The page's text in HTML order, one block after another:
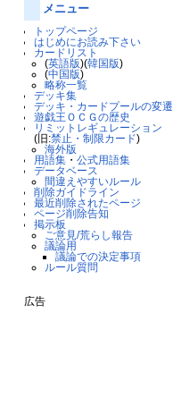
メニュー
トップページ
はじめにお読み下さい
カードリスト
(英語版)(韓国版)
(中国版)
略称一覧
デッキ集
デッキ・カードプールの変遷
遊戯王ＯＣＧの歴史
リミットレギュレーション
(旧:禁止・制限カード)
海外版
用語集 ・公式用語集
データベース
間違えやすいルール
削除ガイドライン
最近削除されたページ
ページ削除告知
掲示板
ご意見/荒らし報告
議論用
議論での決定事項
ルール質問
広告